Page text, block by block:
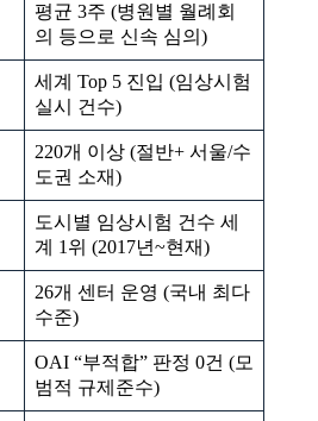
평균 3주 (병원별 월례회
의 등으로 신속 심의)
세계 Top 5 진입 (임상시험
실시 건수)
220개 이상 (절반+ 서울/수
도권 소재)
도시별 임상시험 건수 세
계 1위 (2017년~현재)
26개 센터 운영 (국내 최다
수준)
OAI “부적합” 판정 0건 (모
범적 규제준수)